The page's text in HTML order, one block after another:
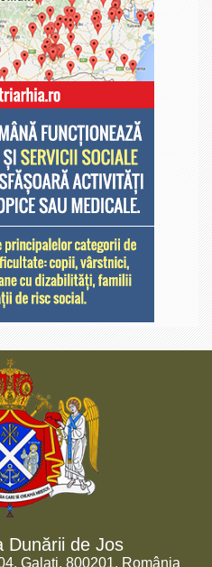
Dunării de Jos
Galați, 800201, România